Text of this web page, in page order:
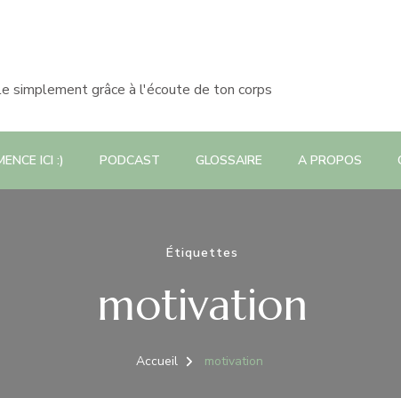
simplement grâce à l'écoute de ton corps
ICI :) PODCAST GLOSSAIRE A PROPOS
Étiquettes
motivation
Accueil motivation